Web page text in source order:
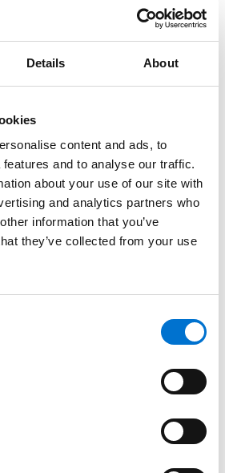
Details About
content and ads, to
and to analyse our traffic.
about your use of our site with
and analytics partners who
information that you’ve
they’ve collected from your use